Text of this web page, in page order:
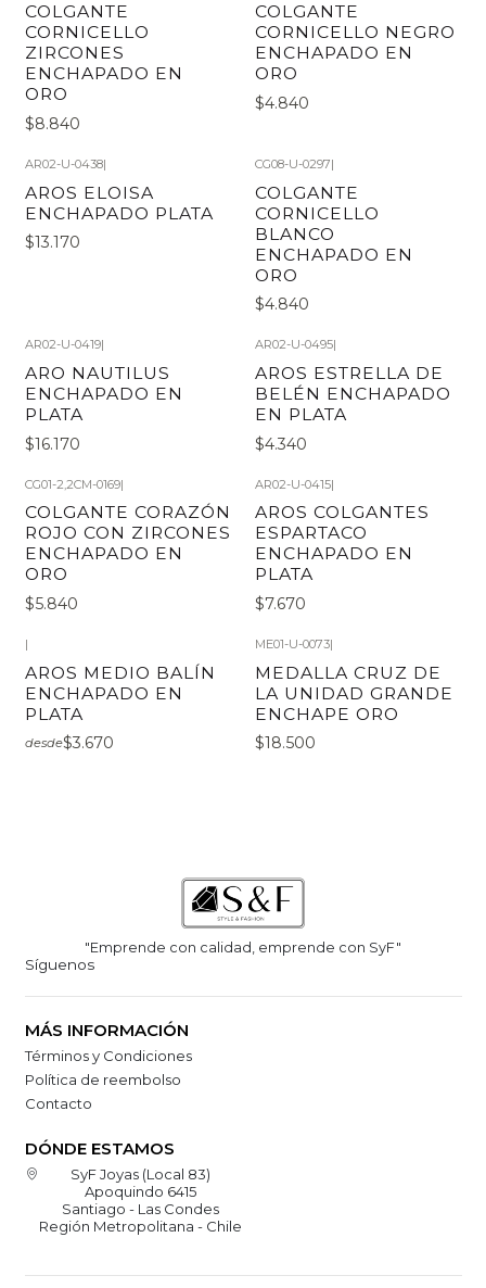
COLGANTE
CORNICELLO
ZIRCONES
ENCHAPADO EN
ORO
$8.840
COLGANTE
CORNICELLO NEGRO
ENCHAPADO EN
ORO
$4.840
AR02-U-0438|
AROS ELOISA
ENCHAPADO PLATA
$13.170
CG08-U-0297|
COLGANTE
CORNICELLO
BLANCO
ENCHAPADO EN
ORO
$4.840
AR02-U-0419|
ARO NAUTILUS
ENCHAPADO EN
PLATA
$16.170
AR02-U-0495|
AROS ESTRELLA DE
BELÉN ENCHAPADO
EN PLATA
$4.340
CG01-2,2CM-0169|
COLGANTE CORAZÓN
ROJO CON ZIRCONES
ENCHAPADO EN
ORO
$5.840
AR02-U-0415|
AROS COLGANTES
ESPARTACO
ENCHAPADO EN
PLATA
$7.670
|
AROS MEDIO BALÍN
ENCHAPADO EN
PLATA
desde$3.670
ME01-U-0073|
MEDALLA CRUZ DE
LA UNIDAD GRANDE
ENCHAPE ORO
$18.500
"Emprende con calidad, emprende con SyF"
Síguenos
MÁS INFORMACIÓN
Términos y Condiciones
Política de reembolso
Contacto
DÓNDE ESTAMOS
SyF Joyas (Local 83)
Apoquindo 6415
Santiago - Las Condes
Región Metropolitana - Chile